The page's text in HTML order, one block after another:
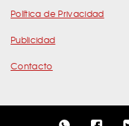
Política de Privacidad
Publicidad
Contacto